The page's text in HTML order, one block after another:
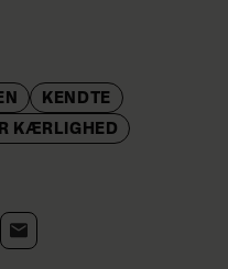
KENDTE
KÆRLIGHED